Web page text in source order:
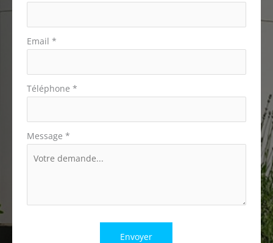
Email *
Téléphone *
Message *
Envoyer